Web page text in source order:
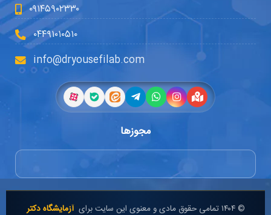
۰۹۱۴۵۹۰۲۳۳۰
۰۴۴۹۱۰۱۰۵۱۰
info@dryousefilab.com
مجوزها
© ۱۴۰۴ تمامی حقوق مادی و معنوی این سایت برای آزمایشگاه دکتر